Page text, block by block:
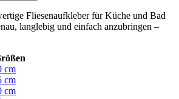
Fliesenaufkleber für Küche und Bad
langlebig und einfach anzubringen –
cm
cm
cm